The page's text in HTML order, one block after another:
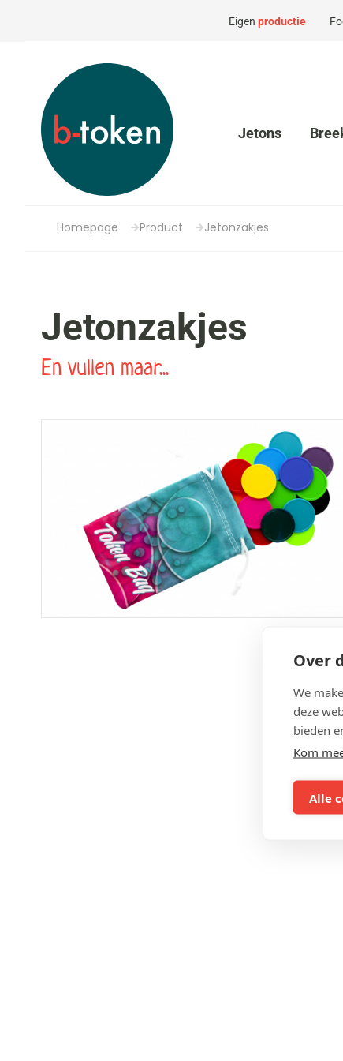
Over
We
deze
bieden
Kom
Alle
Eigen productie
Jetons
Homepage Product Jetonzakjes
Jetonzakjes
En vullen maar...